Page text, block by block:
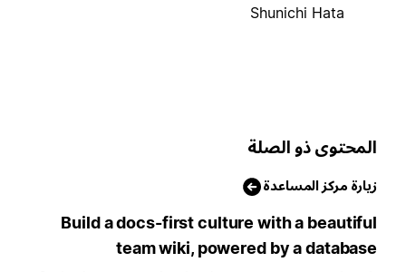
Shunichi Hata
ذو الصلة
مركز المساعدة
Build a docs-first culture with a
team wiki, powered by a